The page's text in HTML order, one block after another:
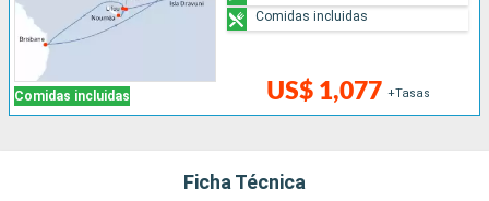
Comidas incluidas US$ 1,077 +Tasas
Comidas incluidas
Ficha Técnica